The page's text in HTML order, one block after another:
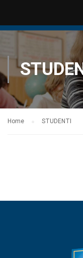
Home STUDENTI